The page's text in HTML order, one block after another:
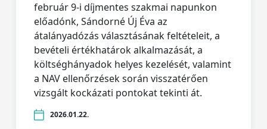
február 9-i díjmentes szakmai napunkon
előadónk, Sándorné Új Éva az
átalányadózás választásának feltételeit, a
bevételi értékhatárok alkalmazását, a
költséghányadok helyes kezelését, valamint
a NAV ellenőrzések során visszatérően
vizsgált kockázati pontokat tekinti át.
2026.01.22.